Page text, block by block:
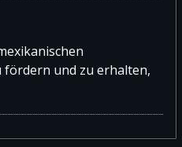
fördern und zu erhalten,